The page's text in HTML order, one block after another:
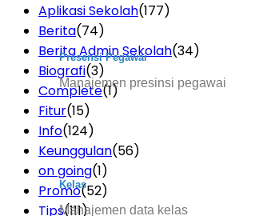
Presensi Pegawai
Manajemen presinsi pegawai
Kelas
Manajemen data kelas
Aplikasi Sekolah(177)
Berita(74)
Berita Admin Sekolah(34)
Biografi(3)
Complete(1)
Fitur(15)
Info(124)
Keunggulan(56)
on going(1)
Promo(52)
Tips(111)